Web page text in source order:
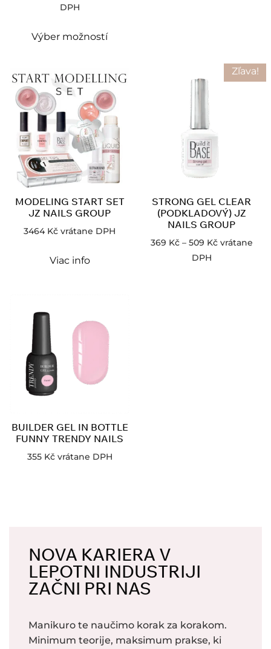
DPH
Výber možností
MODELING START SET
JZ NAILS GROUP
3464 Kč vrátane DPH
Viac info
Zľava!
STRONG GEL CLEAR
(PODKLADOVÝ) JZ
NAILS GROUP
369 Kč – 509 Kč vrátane
DPH
BUILDER GEL IN BOTTLE
FUNNY TRENDY NAILS
355 Kč vrátane DPH
NOVA KARIERA V
LEPOTNI INDUSTRIJI
ZAČNI PRI NAS
Manikuro te naučimo korak za korakom.
Minimum teorije, maksimum prakse, ki